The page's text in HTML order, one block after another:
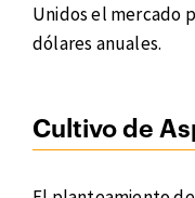
Unidos el mercado
dólares anuales.
Cultivo de